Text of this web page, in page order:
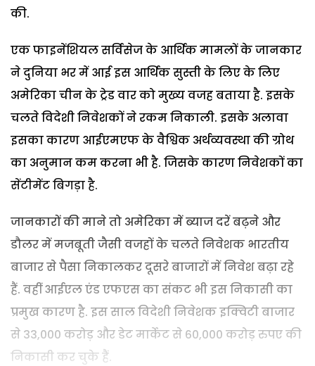
की.
एक फाइनेंशियल सर्विसेज के आर्थिक मामलों के जानकार
ने दुनिया भर में आई इस आर्थिक सुस्ती के लिए के लिए
अमेरिका चीन के ट्रेड वार को मुख्य वजह बताया है. इसके
चलते विदेशी निवेशकों ने रकम निकाली. इसके अलावा
इसका कारण आईएमएफ के वैश्विक अर्थव्यवस्था की ग्रोथ
का अनुमान कम करना भी है. जिसके कारण निवेशकों का
सेंटीमेंट बिगड़ा है.
जानकारों की माने तो अमेरिका में ब्याज दरें बढ़ने और
डौलर में मजबूती जैसी वजहों के चलते निवेशक भारतीय
बाजार से पैसा निकालकर दूसरे बाजारों में निवेश बढ़ा रहे
हैं. वहीं आईएल एंड एफएस का संकट भी इस निकासी का
प्रमुख कारण है. इस साल विदेशी निवेशक इक्विटी बाजार
से 33,000 करोड़ और डेट मार्केट से 60,000 करोड़ रुपए की
निकासी कर चुके हैं.